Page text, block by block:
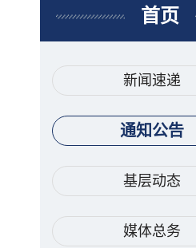
首页
新闻速递
通知公告
基层动态
媒体总务